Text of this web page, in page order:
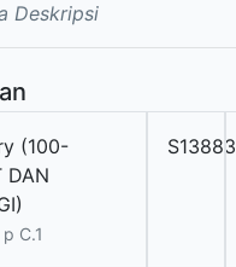
Deskripsi
(100-
DAN
C.1
S13883